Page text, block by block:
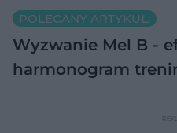
POLECANY ARTYKUŁ:
Wyzwanie Mel B -
harmonogram